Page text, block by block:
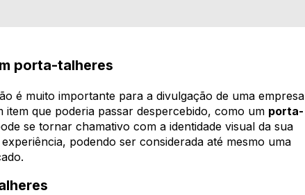
porta-talheres
é muito importante para a divulgação de uma empresa
que poderia passar despercebido, como um porta-
se tornar chamativo com a identidade visual da sua
podendo ser considerada até mesmo uma